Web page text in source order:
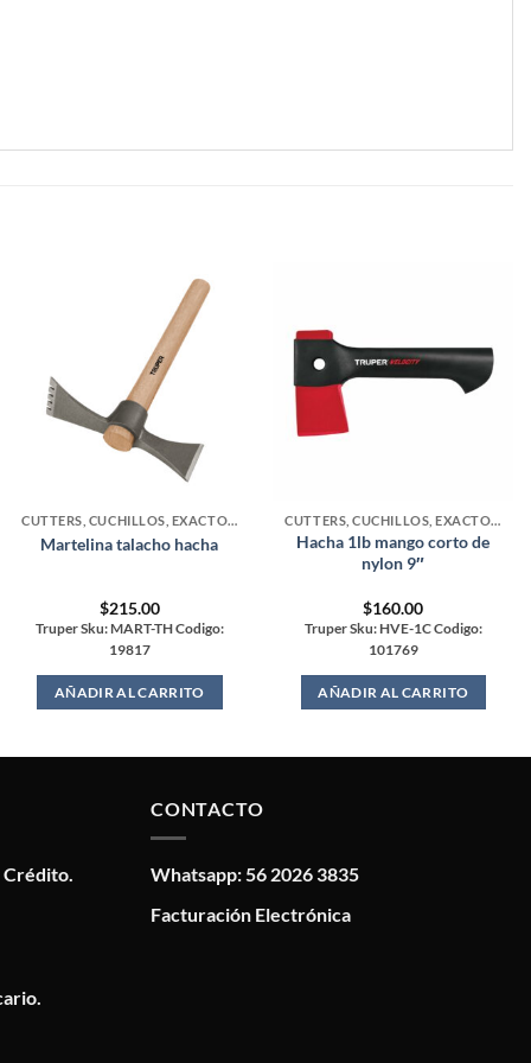
CUTTERS, CUCHILLOS, EXACTOS Y ACCESORIOS
Martelina talacho hacha
$215.00
Truper Sku: MART-TH Codigo:
19817
AÑADIR AL CARRITO
CUTTERS, CUCHILLOS, EXACTOS Y ACCESORIOS
Hacha 1lb mango corto de
nylon 9″
$160.00
Truper Sku: HVE-1C Codigo:
101769
AÑADIR AL CARRITO
CONTACTO
Whatsapp: 56 2026 3835
Facturación Electrónica